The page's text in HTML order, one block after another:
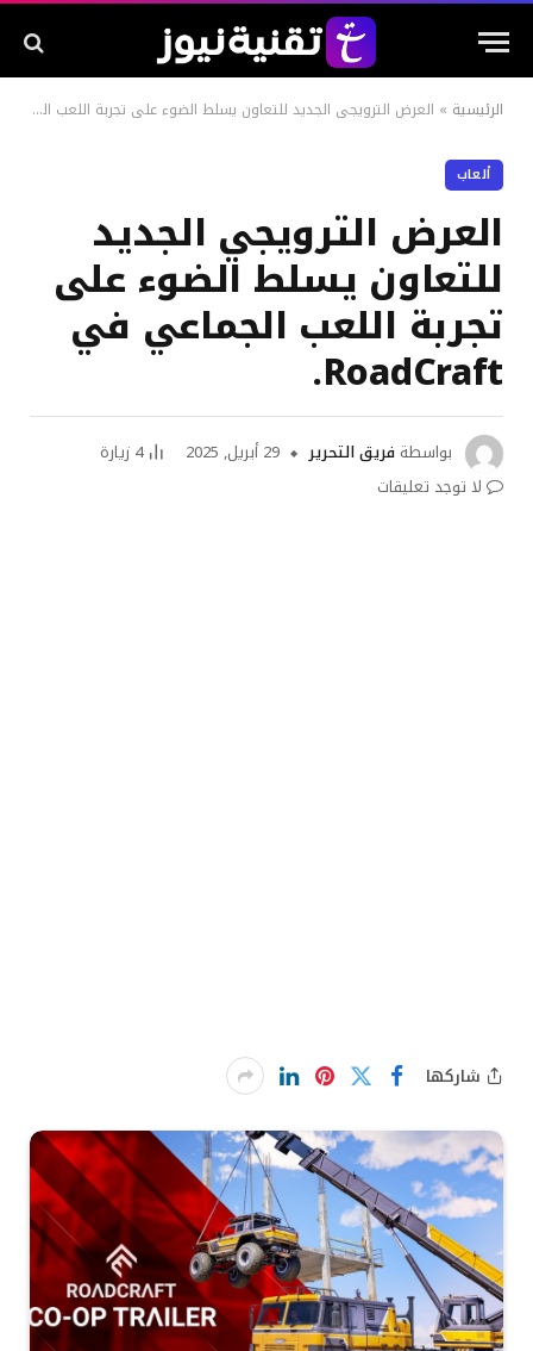
الرئيسية » العرض الترويجي الجديد للتعاون يسلط الضوء على تجربة اللعب الجماعي في RoadCraft.
ألعاب
العرض الترويجي الجديد
للتعاون يسلط الضوء على
تجربة اللعب الجماعي في
RoadCraft.
بواسطة فريق التحرير 29 أبريل, 2025 4 زيارة
لا توجد تعليقات
شاركها